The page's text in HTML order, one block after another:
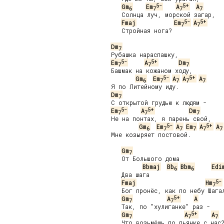
Gm6 Em75- A75+ A7
   Солнца луч, морской загар,
Fmaj
Em75- A75+
   Стройная нога?
Dm7
Em75- A75+ Dm7
Башмак на кожаном ходу,
Gm6 Em75- A7 A75+ A7
Dm7
Em75- A75+ Dm7
Не на понтах, я парень свой,
Gm6 Em75- A7 Em7 A75+ A7
Мне козыряет постовой.
Gm7
   От Большого дома
Bbmaj
Bb6 Bbm6
   Два шага
Fmaj
Hm75-
Бог пронёс, как по небу
Gm7 A75+
A
   Так, по "хулиганке" раз -
Gm7 A75+ A7